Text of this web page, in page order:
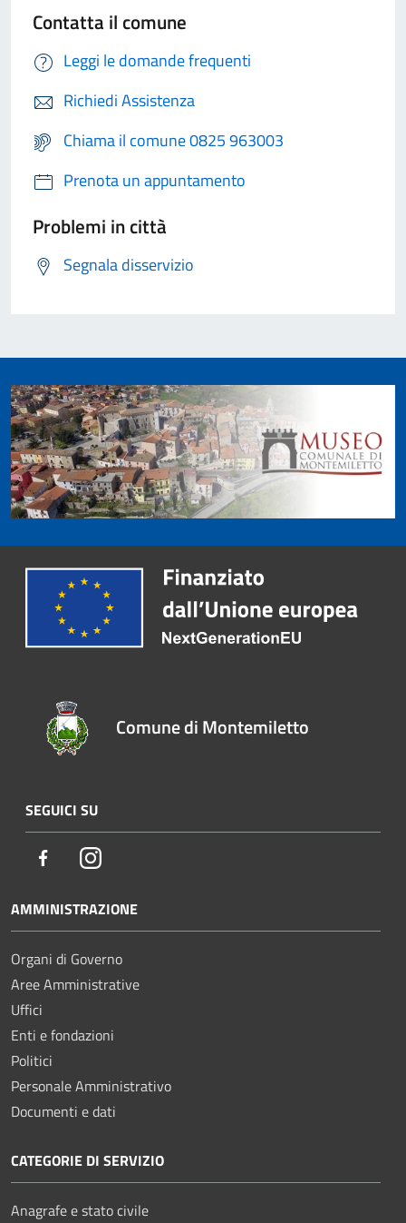
Contatta il comune
Leggi le domande frequenti
Richiedi Assistenza
Chiama il comune 0825 963003
Prenota un appuntamento
Problemi in città
Segnala disservizio
Comune di Montemiletto
SEGUICI SU
FacebookInstagram
AMMINISTRAZIONE
Organi di Governo
Aree Amministrative
Uffici
Enti e fondazioni
Politici
Personale Amministrativo
Documenti e dati
CATEGORIE DI SERVIZIO
Anagrafe e stato civile